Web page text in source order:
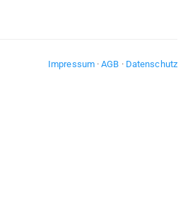
Impressum·AGB · Datenschutz